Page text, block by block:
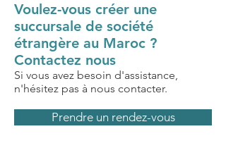
Voulez-vous créer une
succursale de société
étrangère au Maroc ?
Contactez nous
Si vous avez besoin d'assistance,
n'hésitez pas à nous contacter.
Prendre un rendez-vous